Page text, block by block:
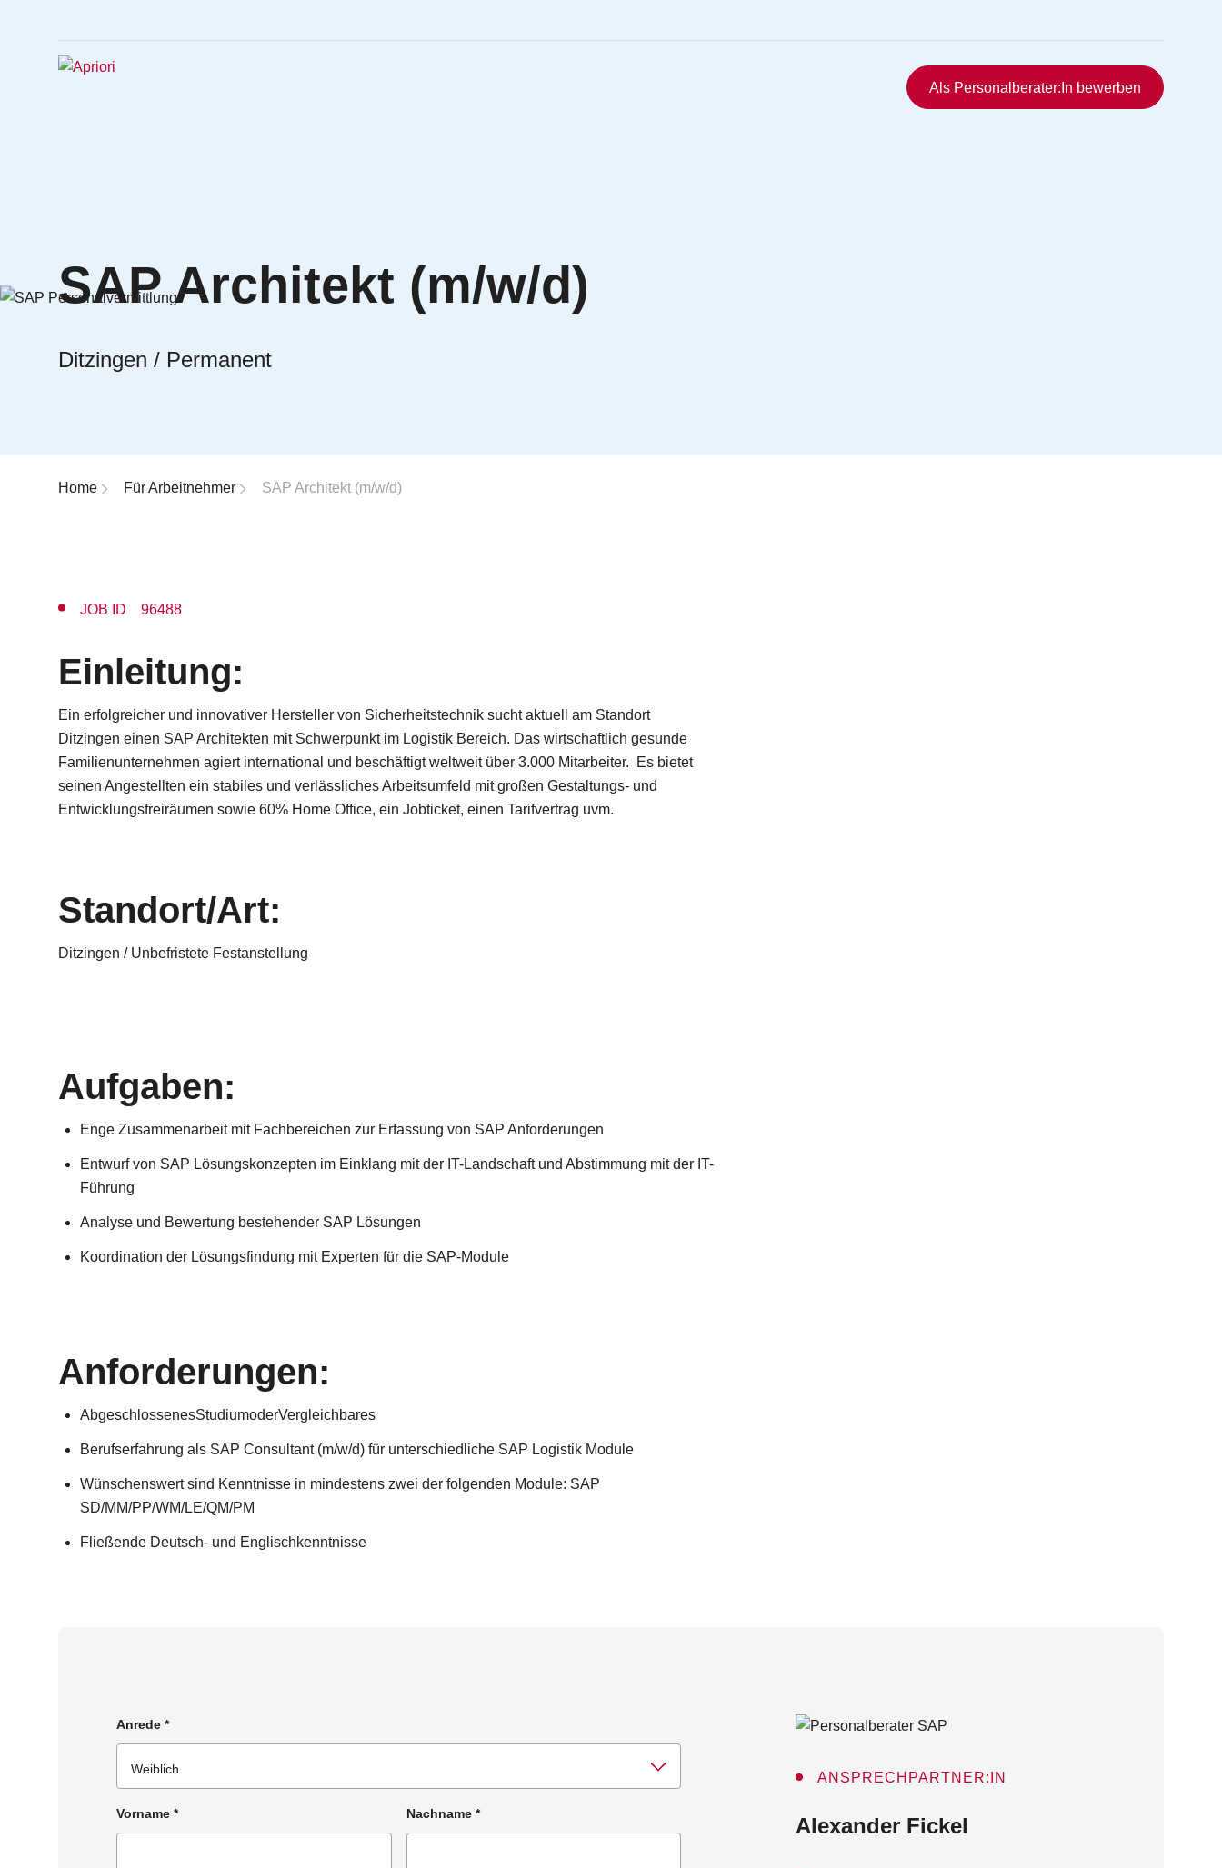
Schnellzugriff
Als Personalberater:In bewerben
SAP Architekt (m/w/d)
Ditzingen / Permanent
Breadcrumb-Navigation
Home Für Arbeitnehmer SAP Architekt (m/w/d)
JOB ID 96488
Einleitung:
Ein erfolgreicher und innovativer Hersteller von Sicherheitstechnik sucht aktuell am Standort
Ditzingen einen SAP Architekten mit Schwerpunkt im Logistik Bereich. Das wirtschaftlich gesunde
Familienunternehmen agiert international und beschäftigt weltweit über 3.000 Mitarbeiter. Es bietet
seinen Angestellten ein stabiles und verlässliches Arbeitsumfeld mit großen Gestaltungs- und
Entwicklungsfreiräumen sowie 60% Home Office, ein Jobticket, einen Tarifvertrag uvm.
Standort/Art:
Ditzingen / Unbefristete Festanstellung
Aufgaben:
Enge Zusammenarbeit mit Fachbereichen zur Erfassung von SAP Anforderungen
Entwurf von SAP Lösungskonzepten im Einklang mit der IT-Landschaft und Abstimmung mit der IT-
Führung
Analyse und Bewertung bestehender SAP Lösungen
Koordination der Lösungsfindung mit Experten für die SAP-Module
Anforderungen:
AbgeschlossenesStudiumoderVergleichbares
Berufserfahrung als SAP Consultant (m/w/d) für unterschiedliche SAP Logistik Module
Wünschenswert sind Kenntnisse in mindestens zwei der folgenden Module: SAP
SD/MM/PP/WM/LE/QM/PM
Fließende Deutsch- und Englischkenntnisse
Anrede *
Vorname * Nachname *
ANSPRECHPARTNER:IN
:
Alexander Fickel